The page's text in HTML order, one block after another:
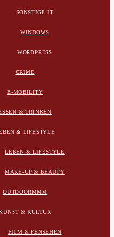
SONSTIGE IT
WINDOWS
WORDPRESS
CRIME
E-MOBILITY
& TRINKEN
& LIFESTYLE
LEBEN & LIFESTYLE
MAKE-UP & BEAUTY
OUTDOORMMM
& KULTUR
FILM & FENSEHEN